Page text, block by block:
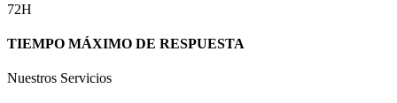
72H
TIEMPO MÁXIMO DE RESPUESTA
Nuestros Servicios